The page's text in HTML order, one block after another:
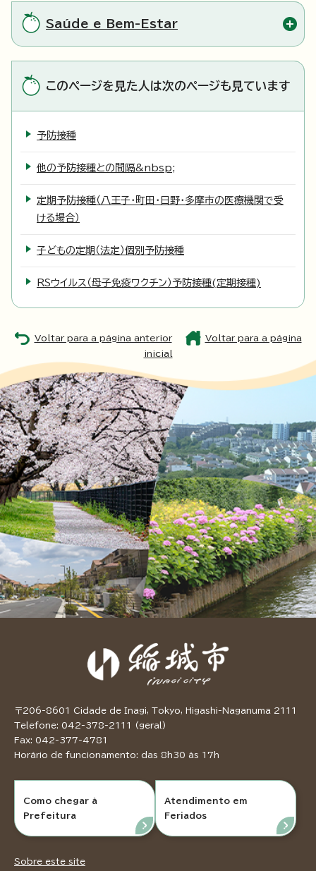
Saúde e Bem-Estar
このページを見た人は次のページも見ています
予防接種
他の予防接種との間隔&nbsp;
定期予防接種（八王子・町田・日野・多摩市の医療機関で受
ける場合）
子どもの定期（法定）個別予防接種
RSウイルス（母子免疫ワクチン）予防接種(定期接種)
Voltar para a página anterior
Voltar para a página
inicial
〒206-8601 Cidade de Inagi, Tokyo, Higashi-Naganuma 2111
Telefone: 042-378-2111 (geral)
Fax: 042-377-4781
Horário de funcionamento: das 8h30 às 17h
Como chegar à
Prefeitura
Atendimento em
Feriados
Sobre este site